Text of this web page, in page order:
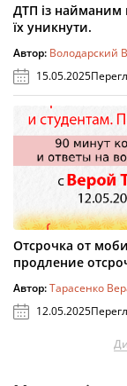
ДТП із найманим
їх уникнути.
Автор: Володарский
15.05.2025
Отсрочка от
продление
Автор:Тарасенко
12.05.2025